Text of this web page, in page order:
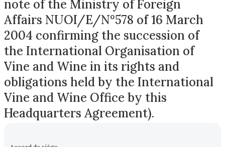
note of the Ministry of Foreign
Affairs NUOI/E/N°578 of 16 March
2004 confirming the succession of
the International Organisation of
Vine and Wine in its rights and
obligations held by the International
Vine and Wine Office by this
Headquarters Agreement).